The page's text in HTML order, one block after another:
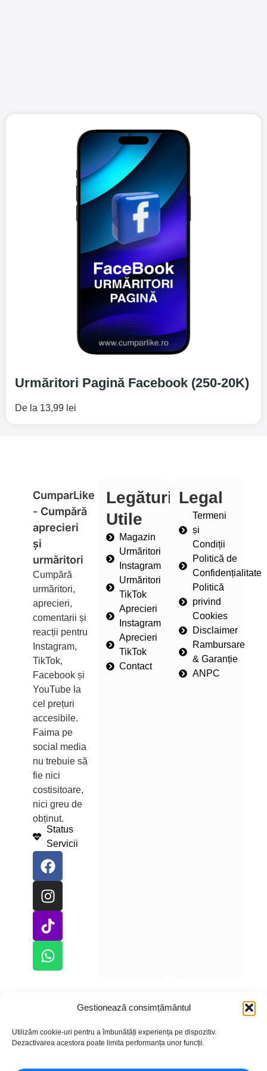
Gestionează consimțământul
Utilizăm cookie-uri pentru a îmbunătăți experiența pe dispozitiv.
Dezactivarea acestora poate limita performanța unor funcții.
Urmăritori Pagină Facebook (250-20K)
De la 13,99 lei
CumparLike
- Cumpără
aprecieri
și
urmăritori
Cumpără
urmăritori,
aprecieri,
comentarii și
reacții pentru
Instagram,
TikTok,
Facebook și
YouTube la
cel prețuri
accesibile.
Faima pe
social media
nu trebuie să
fie nici
costisitoare,
nici greu de
obținut.
Status
Servicii
Legături
Utile
Magazin
Urmăritori
Instagram
Urmăritori
TikTok
Aprecieri
Instagram
Aprecieri
TikTok
Contact
Legal
Termeni
și
Condiții
Politică de
Confidențialitate
Politică
privind
Cookies
Disclaimer
Rambursare
& Garanție
ANPC
Copyright © 2026 – CumparLike.ro